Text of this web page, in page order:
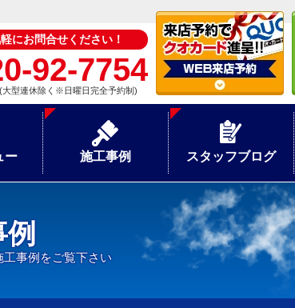
にお問合せください！
92-7754
大型連休除く※日曜日完全予約制)
ー 施工事例 スタッフブログ
事例をご覧下さい